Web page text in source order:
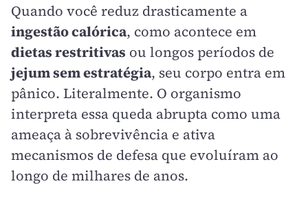
Quando você reduz drasticamente a
ingestão calórica, como acontece em
dietas restritivas ou longos períodos de
jejum sem estratégia, seu corpo entra em
pânico. Literalmente. O organismo
interpreta essa queda abrupta como uma
ameaça à sobrevivência e ativa
mecanismos de defesa que evoluíram ao
longo de milhares de anos.